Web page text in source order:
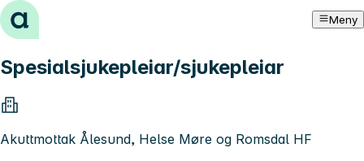
Hopp til innhold Meny
Spesialsjukepleiar/sjukepleiar
Akuttmottak Ålesund, Helse Møre og Romsdal HF